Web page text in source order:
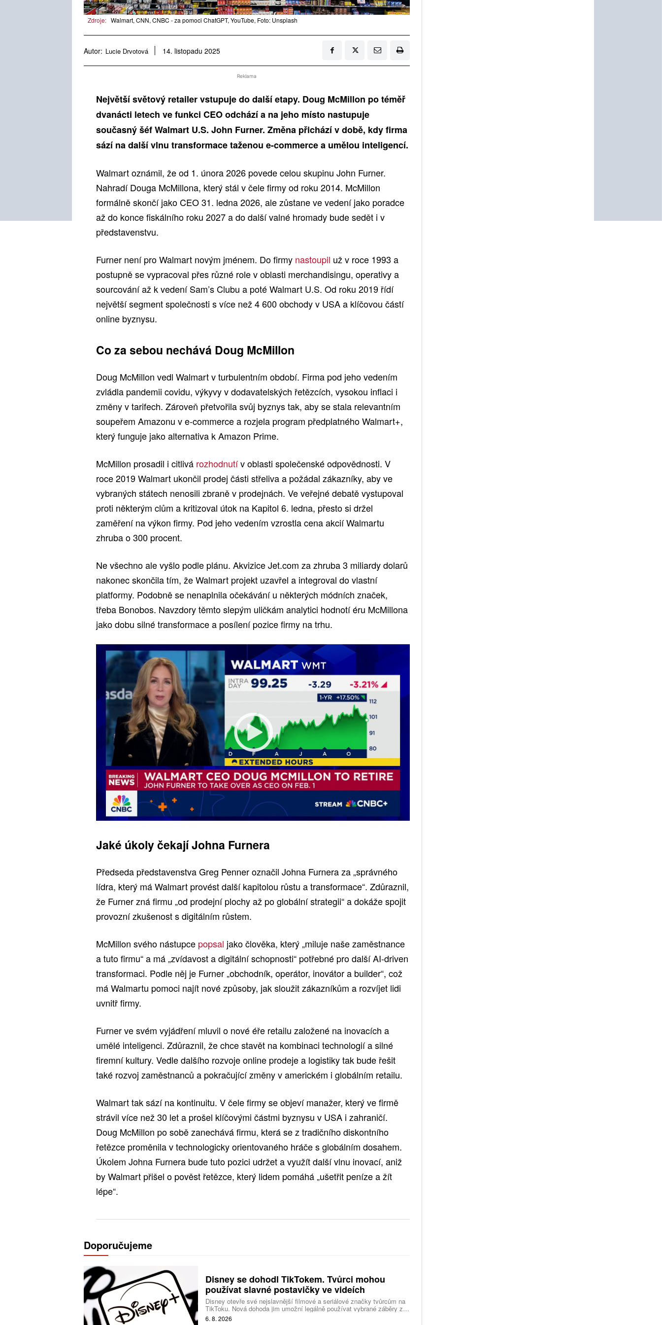
Zdroje: Walmart, CNN, CNBC - za pomoci ChatGPT, YouTube, Foto: Unsplash
Autor: Lucie Drvotová 14. listopadu 2025
Reklama
Největší světový retailer vstupuje do další etapy. Doug McMillon po téměř
dvanácti letech ve funkci CEO odchází a na jeho místo nastupuje
současný šéf Walmart U.S. John Furner. Změna přichází v době, kdy firma
sází na další vlnu transformace taženou e-commerce a umělou inteligencí.
Walmart oznámil, že od 1. února 2026 povede celou skupinu John Furner.
Nahradí Douga McMillona, který stál v čele firmy od roku 2014. McMillon
formálně skončí jako CEO 31. ledna 2026, ale zůstane ve vedení jako poradce
až do konce fiskálního roku 2027 a do další valné hromady bude sedět i v
představenstvu.
Furner není pro Walmart novým jménem. Do firmy nastoupil už v roce 1993 a
postupně se vypracoval přes různé role v oblasti merchandisingu, operativy a
sourcování až k vedení Sam’s Clubu a poté Walmart U.S. Od roku 2019 řídí
největší segment společnosti s více než 4 600 obchody v USA a klíčovou částí
online byznysu.
Co za sebou nechává Doug McMillon
Doug McMillon vedl Walmart v turbulentním období. Firma pod jeho vedením
zvládla pandemii covidu, výkyvy v dodavatelských řetězcích, vysokou inflaci i
změny v tarifech. Zároveň přetvořila svůj byznys tak, aby se stala relevantním
soupeřem Amazonu v e-commerce a rozjela program předplatného Walmart+,
který funguje jako alternativa k Amazon Prime.
McMillon prosadil i citlivá rozhodnutív oblasti společenské odpovědnosti. V
roce 2019 Walmart ukončil prodej části střeliva a požádal zákazníky, aby ve
vybraných státech nenosili zbraně v prodejnách. Ve veřejné debatě vystupoval
proti některým clům a kritizoval útok na Kapitol 6. ledna, přesto si držel
zaměření na výkon firmy. Pod jeho vedením vzrostla cena akcií Walmartu
zhruba o 300 procent.
Ne všechno ale vyšlo podle plánu. Akvizice Jet.com za zhruba 3 miliardy dolarů
nakonec skončila tím, že Walmart projekt uzavřel a integroval do vlastní
platformy. Podobně se nenaplnila očekávání u některých módních značek,
třeba Bonobos. Navzdory těmto slepým uličkám analytici hodnotí éru McMillona
jako dobu silné transformace a posílení pozice firmy na trhu.
Jaké úkoly čekají Johna Furnera
Předseda představenstva Greg Penner označil Johna Furnera za „správného
lídra, který má Walmart provést další kapitolou růstu a transformace“. Zdůraznil,
že Furner zná firmu „od prodejní plochy až po globální strategii“ a dokáže spojit
provozní zkušenost s digitálním růstem.
McMillon svého nástupce popsal jako člověka, který „miluje naše zaměstnance
a tuto firmu“ a má „zvídavost a digitální schopnosti“ potřebné pro další AI-driven
transformaci. Podle něj je Furner „obchodník, operátor, inovátor a builder“, což
má Walmartu pomoci najít nové způsoby, jak sloužit zákazníkům a rozvíjet lidi
uvnitř firmy.
Furner ve svém vyjádření mluvil o nové éře retailu založené na inovacích a
umělé inteligenci. Zdůraznil, že chce stavět na kombinaci technologií a silné
firemní kultury. Vedle dalšího rozvoje online prodeje a logistiky tak bude řešit
také rozvoj zaměstnanců a pokračující změny v americkém i globálním retailu.
Walmart tak sází na kontinuitu. V čele firmy se objeví manažer, který ve firmě
strávil více než 30 let a prošel klíčovými částmi byznysu v USA i zahraničí.
Doug McMillon po sobě zanechává firmu, která se z tradičního diskontního
řetězce proměnila v technologicky orientovaného hráče s globálním dosahem.
Úkolem Johna Furnera bude tuto pozici udržet a využít další vlnu inovací, aniž
by Walmart přišel o pověst řetězce, který lidem pomáhá „ušetřit peníze a žít
lépe“.
Doporučujeme
Disney se dohodl TikTokem. Tvůrci mohou
používat slavné postavičky ve videích
Disney otevře své nejslavnější filmové a seriálové značky tvůrcům na
TikToku. Nová dohoda jim umožní legálně používat vybrané záběry z
produkce studia a sdílet vlastní videa také na platformě Disney Verts.
6. 8. 2026